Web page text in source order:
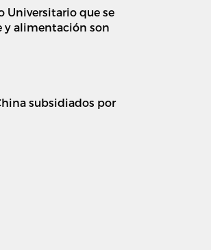
Universitario que se
y alimentación son
subsidiados por